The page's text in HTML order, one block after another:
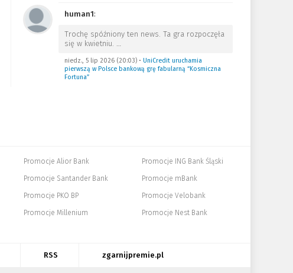
human1:
Trochę spóźniony ten news. Ta gra rozpoczęła
się w kwietniu. …
niedz., 5 lip 2026 (20:03)• UniCredit uruchamia
pierwszą w Polsce bankową grę fabularną “Kosmiczna
Fortuna”
Promocje Alior Bank
Promocje Santander Bank
Promocje PKO BP
Promocje Millenium
Promocje ING Bank Śląski
Promocje mBank
Promocje Velobank
Promocje Nest Bank
RSS zgarnijpremie.pl